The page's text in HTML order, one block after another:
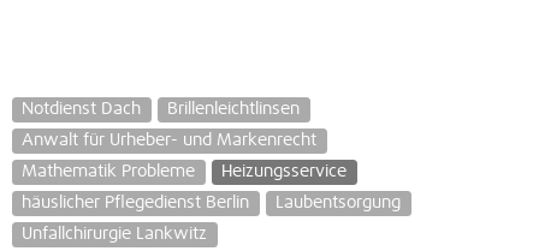
Notdienst Dach
Brillenleichtlinsen
Anwalt für Urheber- und Markenrecht
Mathematik Probleme
Heizungsservice
häuslicher Pflegedienst Berlin
Laubentsorgung
Unfallchirurgie Lankwitz